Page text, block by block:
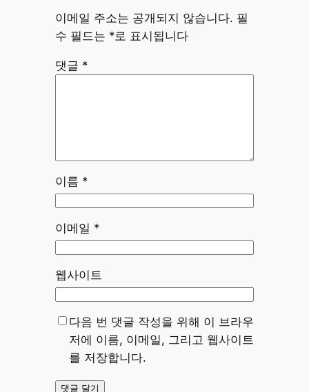
이메일 주소는 공개되지 않습니다. 필
수 필드는 *로 표시됩니다
댓글 *
이름 *
이메일 *
웹사이트
다음 번 댓글 작성을 위해 이 브라우
저에 이름, 이메일, 그리고 웹사이트
를 저장합니다.